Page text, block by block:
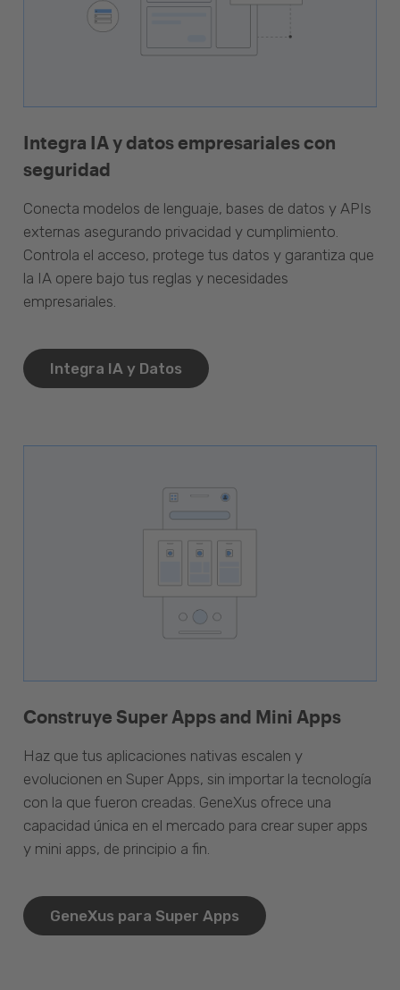
Integra IA y datos empresariales con
seguridad
Conecta modelos de lenguaje, bases de datos y APIs
externas asegurando privacidad y cumplimiento.
Controla el acceso, protege tus datos y garantiza que
la IA opere bajo tus reglas y necesidades
empresariales.
Integra IA y Datos
Construye Super Apps and Mini Apps
Haz que tus aplicaciones nativas escalen y
evolucionen en Super Apps, sin importar la tecnología
con la que fueron creadas. GeneXus ofrece una
capacidad única en el mercado para crear super apps
y mini apps, de principio a fin.
GeneXus para Super Apps